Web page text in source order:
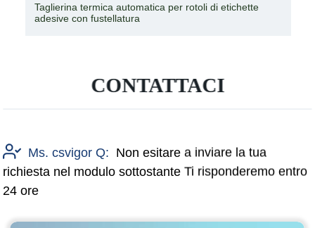
Taglierina termica automatica per rotoli di etichette
adesive con fustellatura
CONTATTACI
Ms. csvigor Q: Non esitare a inviare la tua
richiesta nel modulo sottostante Ti risponderemo entro
24 ore